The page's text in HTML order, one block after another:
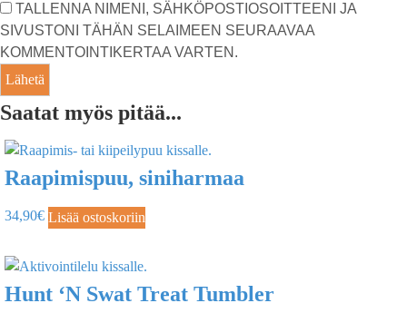
TALLENNA NIMENI, SÄHKÖPOSTIOSOITTEENI JA
SIVUSTONI TÄHÄN SELAIMEEN SEURAAVAA
KOMMENTOINTIKERTAA VARTEN.
Saatat myös pitää...
Raapimispuu, siniharmaa
34,90€ Lisää ostoskoriin
Hunt ‘N Swat Treat Tumbler